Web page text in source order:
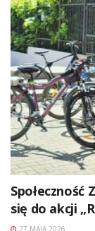
Społeczność
się do akcji